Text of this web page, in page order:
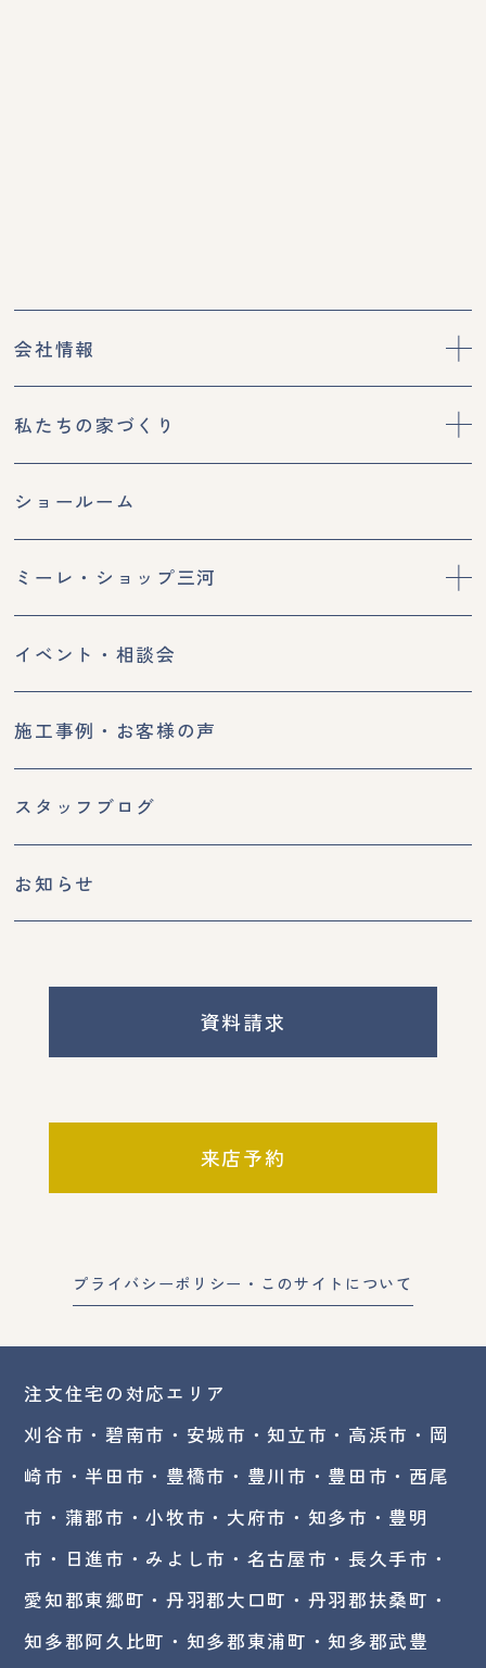
会社情報
私たちの家づくり
ショールーム
ミーレ・ショップ三河
イベント・相談会
施工事例・お客様の声
スタッフブログ
お知らせ
資料請求
来店予約
プライバシーポリシー・このサイトについて
注文住宅の対応エリア
刈谷市・碧南市・ 安城市 ・知立市 ・高浜市・ 岡
崎市 ・半田市・豊橋市・豊川市・豊田市・西尾
市・蒲郡市・小牧市・大府市・知多市・豊明
市・日進市・みよし市・ 名古屋市 ・長久手市・
愛知郡東郷町・丹羽郡大口町・丹羽郡扶桑町・
知多郡阿久比町・知多郡東浦町・知多郡武豊